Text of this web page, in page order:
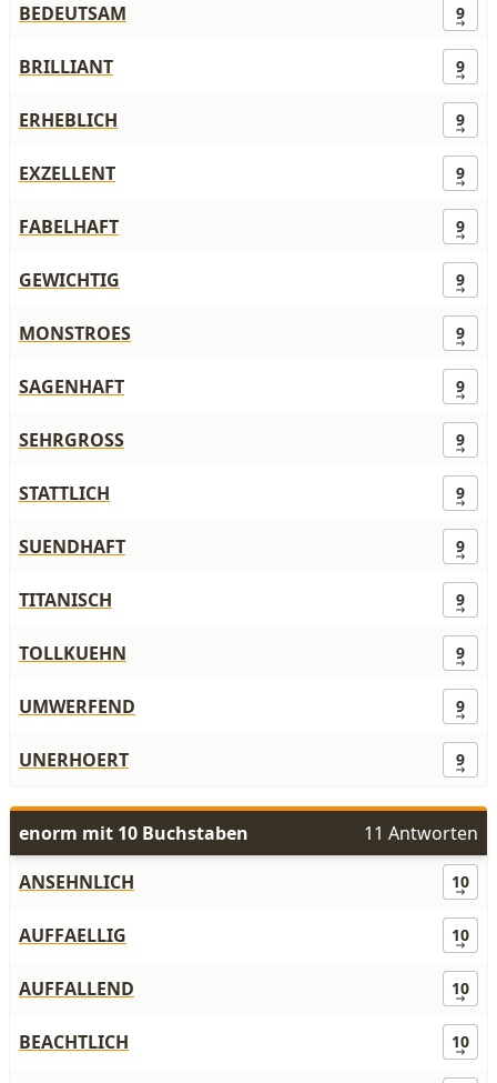
BEDEUTSAM 9
BRILLIANT 9
ERHEBLICH 9
EXZELLENT 9
FABELHAFT 9
GEWICHTIG 9
MONSTROES 9
SAGENHAFT 9
SEHRGROSS 9
STATTLICH 9
SUENDHAFT 9
TITANISCH 9
TOLLKUEHN 9
UMWERFEND 9
UNERHOERT 9
enorm mit 10 Buchstaben
11 Antworten
ANSEHNLICH
10
AUFFAELLIG 10
AUFFALLEND 10
BEACHTLICH 10